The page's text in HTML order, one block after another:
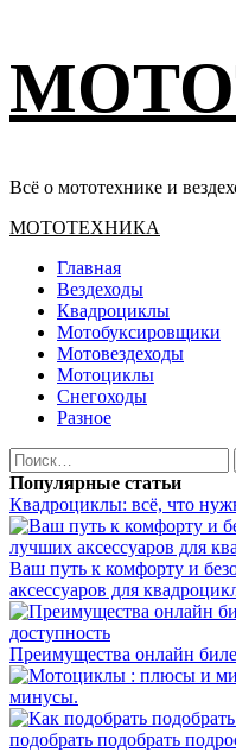
содержимому
Всё о мототехнике и
Основное
МОТОТЕХНИКА
Главная
Вездеходы
Квадроциклы
Мотобуксировщики
Мотовездеходы
Мотоциклы
Снегоходы
Разное
Найти:
Популярные статьи
Квадроциклы: всё, что
Ваш путь к комфорту и
аксессуаров для
Преимущества онлайн
минусы.
подобрать подобрать